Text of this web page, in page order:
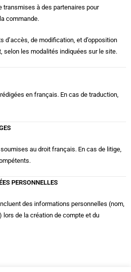
transmises à des partenaires pour
commande.
d’accès, de modification, et d’opposition
selon les modalités indiquées sur le site.
en français. En cas de traduction,
au droit français. En cas de litige,
PERSONNELLES
des informations personnelles (nom,
lors de la création de compte et du